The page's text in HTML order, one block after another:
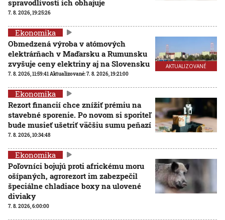
spravodlivosti ich obhajuje
7. 8. 2026, 19:25:26
AKTUALIZOVANÉ
Ekonomika
Obmedzená výroba v atómových
elektrárňach v Maďarsku a Rumunsku
zvyšuje ceny elektriny aj na Slovensku
7. 8. 2026, 11:59:41Aktualizované:7. 8. 2026, 19:21:00
Ekonomika
Rezort financií chce znížiť prémiu na
stavebné sporenie. Po novom si sporiteľ
bude musieť ušetriť väčšiu sumu peňazí
7. 8. 2026, 10:34:48
Ekonomika
Poľovníci bojujú proti africkému moru
ošípaných, agrorezort im zabezpečil
špeciálne chladiace boxy na ulovené
diviaky
7. 8. 2026, 6:00:00